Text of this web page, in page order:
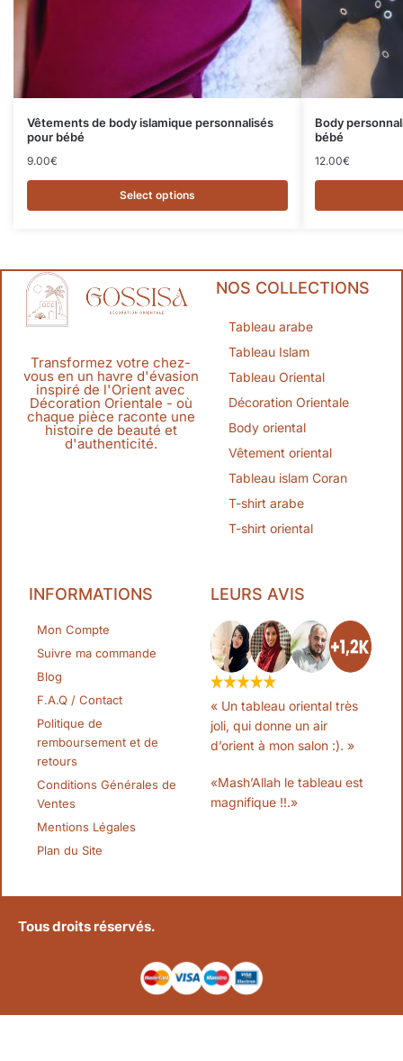
Vêtements de body islamique personnalisés
pour bébé
9.00€
Select options
Body
bébé
12.00€
Transformez votre chez-
vous en un havre d'évasion
inspiré de l'Orient avec
Décoration Orientale - où
chaque pièce raconte une
histoire de beauté et
d'authenticité.
NOS COLLECTIONS
Tableau arabe
Tableau Islam
Tableau Oriental
Décoration Orientale
Body oriental
Vêtement oriental
Tableau islam Coran
T-shirt arabe
T-shirt oriental
INFORMATIONS
Mon Compte
Suivre ma commande
Blog
F.A.Q / Contact
Politique de
remboursement et de
retours
Conditions Générales de
Ventes
Mentions Légales
Plan du Site
LEURS AVIS
« Un tableau oriental très
joli, qui donne un air
d’orient à mon salon :). »
«Mash’Allah le tableau est
magnifique !!.»
Tous droits réservés.